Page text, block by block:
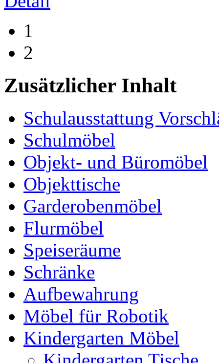
1
2
Zusätzlicher Inhalt
Schulausstattung
Schulmöbel
Objekt- und Büromöbel
Objekttische
Garderobenmöbel
Flurmöbel
Speiseräume
Schränke
Aufbewahrung
Möbel für Robotik
Kindergarten Möbel